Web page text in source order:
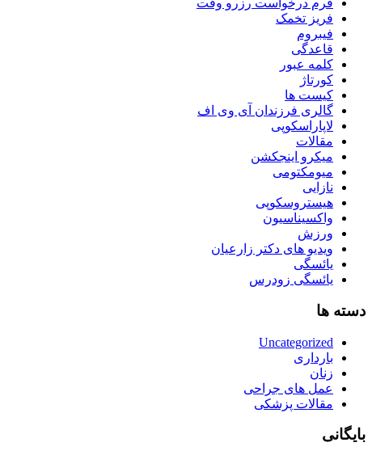
فرم درخواست رزرو وقت
فریز تخمک
فیبروم
قاعدگی
کلمه عبور
کورتاژ
کیست ها
گالری فرزندان آی وی اف
لاپاراسکوپی
مقالات
میکرو اینجکشن
میومکتومی
نازایی
هیستروسکوپی
واکسیناسیون
ورزش
ویدیو های دکتر زارعیان
یائسگی
یائسگی زودرس
دسته ها
Uncategorized
بارداری
زنان
عمل های جراحی
مقالات پزشکی
بایگانی